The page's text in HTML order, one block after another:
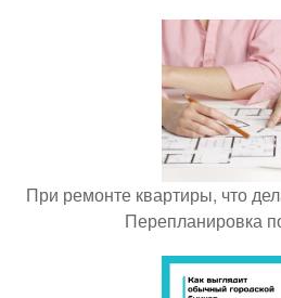
При ремонте квартиры, что
Перепланировка